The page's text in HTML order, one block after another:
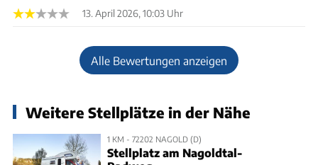
13. April 2026, 10:03 Uhr
Alle Bewertungen anzeigen
Weitere Stellplätze in der Nähe
1 KM - 72202 NAGOLD (D)
Stellplatz am Nagoldtal-